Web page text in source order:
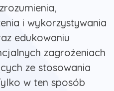
i wykorzystywania
edukowaniu
zagrożeniach
ze stosowania
w ten sposób